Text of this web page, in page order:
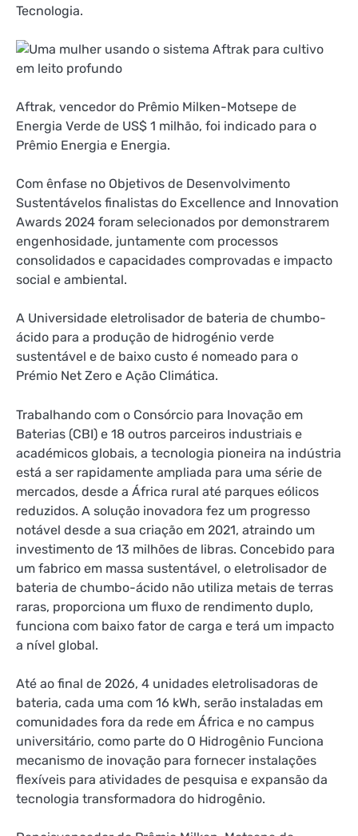
Tecnologia.
Aftrak, vencedor do Prêmio Milken-Motsepe de
Energia Verde de US$ 1 milhão, foi indicado para o
Prêmio Energia e Energia.
Com ênfase no Objetivos de Desenvolvimento
Sustentávelos finalistas do Excellence and Innovation
Awards 2024 foram selecionados por demonstrarem
engenhosidade, juntamente com processos
consolidados e capacidades comprovadas e impacto
social e ambiental.
A Universidade eletrolisador de bateria de chumbo-
ácido para a produção de hidrogénio verde
sustentável e de baixo custo é nomeado para o
Prémio Net Zero e Ação Climática.
Trabalhando com o Consórcio para Inovação em
Baterias (CBI) e 18 outros parceiros industriais e
académicos globais, a tecnologia pioneira na indústria
está a ser rapidamente ampliada para uma série de
mercados, desde a África rural até parques eólicos
reduzidos. A solução inovadora fez um progresso
notável desde a sua criação em 2021, atraindo um
investimento de 13 milhões de libras. Concebido para
um fabrico em massa sustentável, o eletrolisador de
bateria de chumbo-ácido não utiliza metais de terras
raras, proporciona um fluxo de rendimento duplo,
funciona com baixo fator de carga e terá um impacto
a nível global.
Até ao final de 2026, 4 unidades eletrolisadoras de
bateria, cada uma com 16 kWh, serão instaladas em
comunidades fora da rede em África e no campus
universitário, como parte do O Hidrogênio Funciona
mecanismo de inovação para fornecer instalações
flexíveis para atividades de pesquisa e expansão da
tecnologia transformadora do hidrogênio.